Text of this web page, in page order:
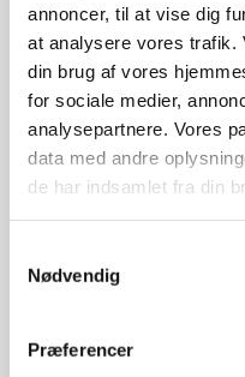
annoncer, til at vise dig
at analysere vores trafik.
din brug af vores
for sociale medier,
analysepartnere. Vores
data med andre
de har indsamlet fra din
Nødvendig
Præferencer
Sådan gør du
Dup kødet tørt med
og peber.
Varm en pande ved
start med fedtsiden
stegetermometer i